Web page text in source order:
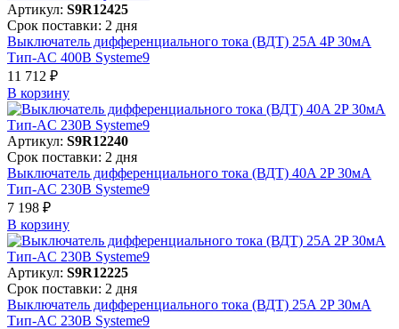
Артикул: S9R12425
Срок поставки: 2 дня
Выключатель дифференциального тока (ВДТ) 25A 4P 30мА
Тип-AC 400В Systeme9
11 712 ₽
В корзинy
Артикул: S9R12240
Срок поставки: 2 дня
Выключатель дифференциального тока (ВДТ) 40A 2P 30мА
Тип-AC 230В Systeme9
7 198 ₽
В корзинy
Артикул: S9R12225
Срок поставки: 2 дня
Выключатель дифференциального тока (ВДТ) 25A 2P 30мА
Тип-AC 230В Systeme9